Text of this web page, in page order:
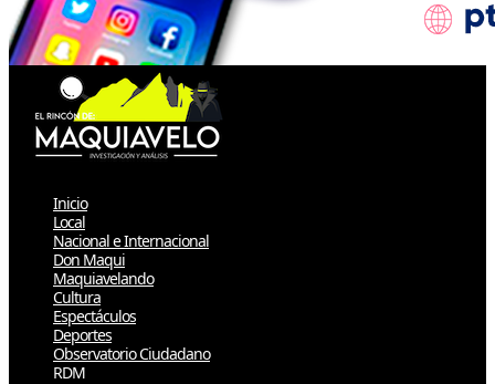
Inicio
Local
Nacional e Internacional
Don Maqui
Maquiavelando
Cultura
Espectáculos
Deportes
Observatorio Ciudadano
RDM